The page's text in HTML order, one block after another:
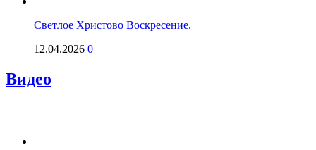
Светлое Христово Воскресение.
12.04.2026 0
Видео